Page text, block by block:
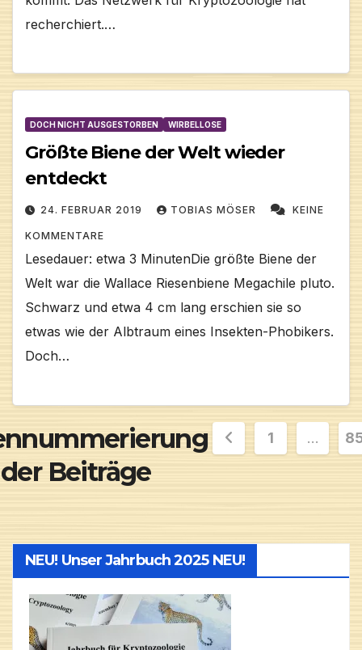
recherchiert.…
DOCH NICHT AUSGESTORBEN WIRBELLOSE
Größte Biene der Welt wieder
entdeckt
24. FEBRUAR 2019 TOBIAS MÖSER KEINE
KOMMENTARE
Lesedauer: etwa 3 MinutenDie größte Biene der
Welt war die Wallace Riesenbiene Megachile pluto.
Schwarz und etwa 4 cm lang erschien sie so
etwas wie der Albtraum eines Insekten-Phobikers.
Doch…
der Beiträge
1 …
NEU! Unser Jahrbuch 2025 NEU!